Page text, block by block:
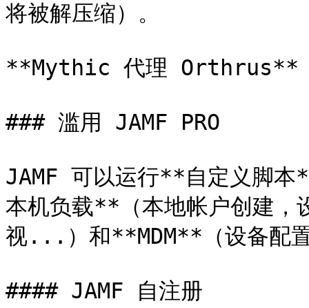
将被解压缩）。
**Mythic 代理 Orthrus**
### 滥用 JAMF PRO
JAMF 可以运行**自定义脚
本机负载**（本地帐户创建
视...）和**MDM**（设备配
#### JAMF 自注册